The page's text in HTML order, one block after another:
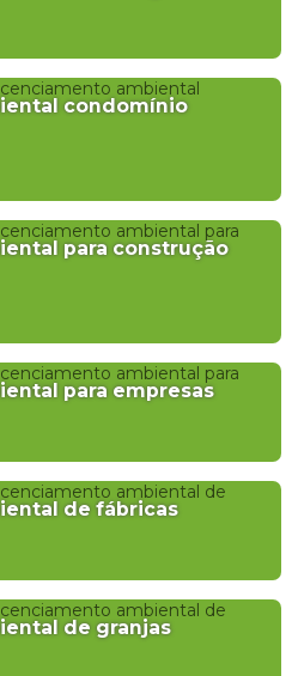
condomínio
para construção
para empresas
de fábricas
de granjas